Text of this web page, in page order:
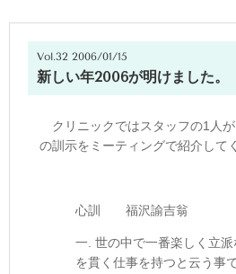
Vol.32 2006/01/15
新しい年2006が明けました。
クリニックではスタッフの1人
の訓示をミーティングで紹介して
心訓 福沢諭吉翁
一. 世の中で一番楽しく立
を貫く仕事を持つと云う事で